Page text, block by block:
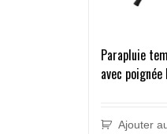
Parapluie
avec
Ajouter